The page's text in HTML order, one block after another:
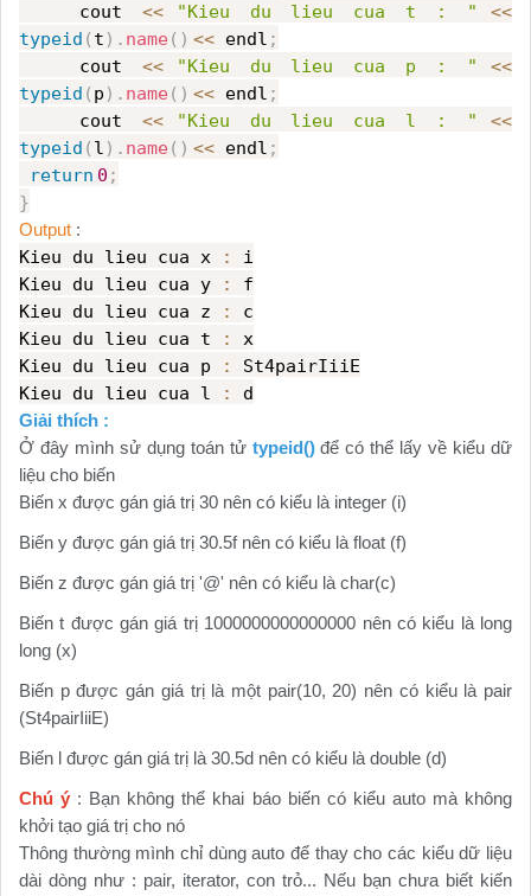
cout << "Kieu du lieu cua t : "
<<
typeid ( t ). name () << endl ;
cout << "Kieu du lieu cua p : "
<<
typeid ( p ). name () << endl ;
cout << "Kieu du lieu cua l : "
<<
typeid ( l ). name () << endl ;
return 0 ;
}
Output :
Kieu du lieu cua x :
i
Kieu du lieu cua y
:
f
Kieu du lieu cua z
:
c
Kieu du lieu cua t
:
x
Kieu du lieu cua p
:
St4pairIiiE
Kieu du lieu cua l
: d
Giải thích :
Ở đây mình sử dụng toán tử typeid()để có thể lấy về kiểu dữ
liệu cho biến
Biến x được gán giá trị 30 nên có kiểu là integer (i)
Biến y được gán giá trị 30.5f nên có kiểu là float (f)
Biến z được gán giá trị '@' nên có kiểu là char(c)
Biến t được gán giá trị 1000000000000000 nên có kiểu là long
long (x)
Biến p được gán giá trị là một pair(10, 20) nên có kiểu là pair
(St4pairIiiE)
Biến l được gán giá trị là 30.5d nên có kiểu là double (d)
Chú ý : Bạn không thể khai báo biến có kiểu auto mà không
khởi tạo giá trị cho nó
Thông thường mình chỉ dùng auto để thay cho các kiểu dữ liệu
dài dòng như : pair, iterator, con trỏ... Nếu bạn chưa biết kiến